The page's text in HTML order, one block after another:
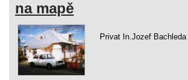
na mapě
Privat In.Jozef Bachleda